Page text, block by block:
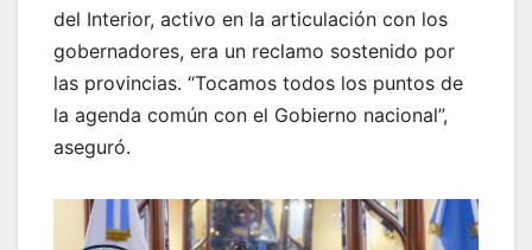
del Interior, activo en la articulación con los
gobernadores, era un reclamo sostenido por
las provincias. “Tocamos todos los puntos de
la agenda común con el Gobierno nacional”,
aseguró.